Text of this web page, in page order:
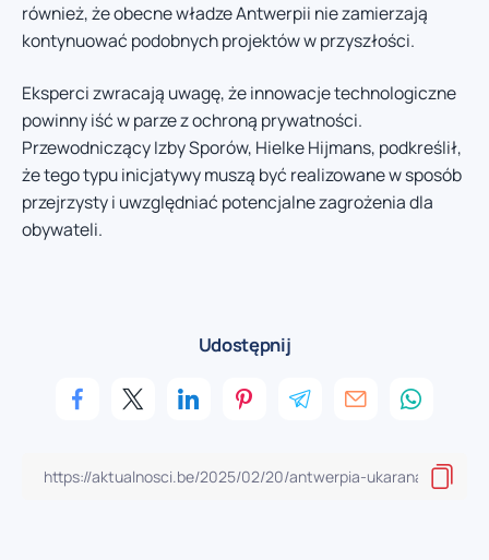
również, że obecne władze Antwerpii nie zamierzają
kontynuować podobnych projektów w przyszłości.
Eksperci zwracają uwagę, że innowacje technologiczne
powinny iść w parze z ochroną prywatności.
Przewodniczący Izby Sporów, Hielke Hijmans, podkreślił,
że tego typu inicjatywy muszą być realizowane w sposób
przejrzysty i uwzględniać potencjalne zagrożenia dla
obywateli.
Udostępnij